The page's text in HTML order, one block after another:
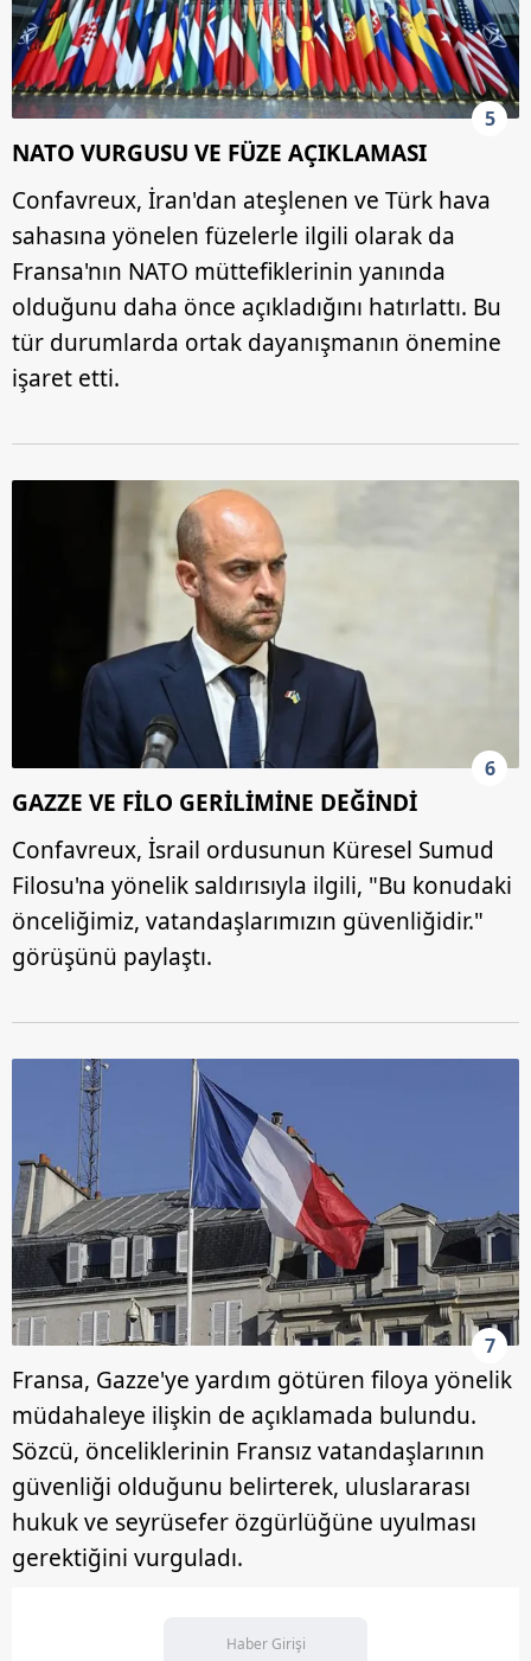
5
NATO VURGUSU VE FÜZE AÇIKLAMASI
Confavreux, İran'dan ateşlenen ve Türk hava
sahasına yönelen füzelerle ilgili olarak da
Fransa'nın NATO müttefiklerinin yanında
olduğunu daha önce açıkladığını hatırlattı. Bu
tür durumlarda ortak dayanışmanın önemine
işaret etti.
6
GAZZE VE FİLO GERİLİMİNE DEĞİNDİ
Confavreux, İsrail ordusunun Küresel Sumud
Filosu'na yönelik saldırısıyla ilgili, "Bu konudaki
önceliğimiz, vatandaşlarımızın güvenliğidir."
görüşünü paylaştı.
7
Fransa, Gazze'ye yardım götüren filoya yönelik
müdahaleye ilişkin de açıklamada bulundu.
Sözcü, önceliklerinin Fransız vatandaşlarının
güvenliği olduğunu belirterek, uluslararası
hukuk ve seyrüsefer özgürlüğüne uyulması
gerektiğini vurguladı.
Haber Girişi